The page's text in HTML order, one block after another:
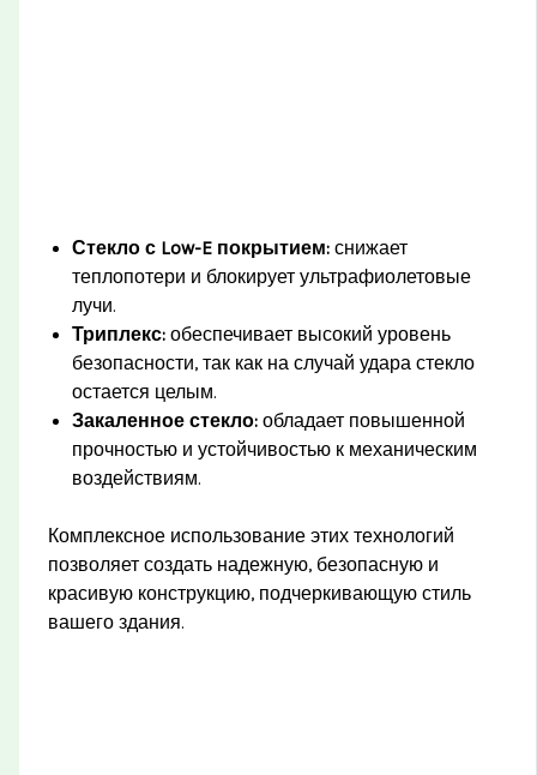
Стекло с Low-E покрытием: снижает
теплопотери и блокирует ультрафиолетовые
лучи.
Триплекс: обеспечивает высокий уровень
безопасности, так как на случай удара стекло
остается целым.
Закаленное стекло: обладает повышенной
прочностью и устойчивостью к механическим
воздействиям.
Комплексное использование этих технологий
позволяет создать надежную, безопасную и
красивую конструкцию, подчеркивающую стиль
вашего здания.